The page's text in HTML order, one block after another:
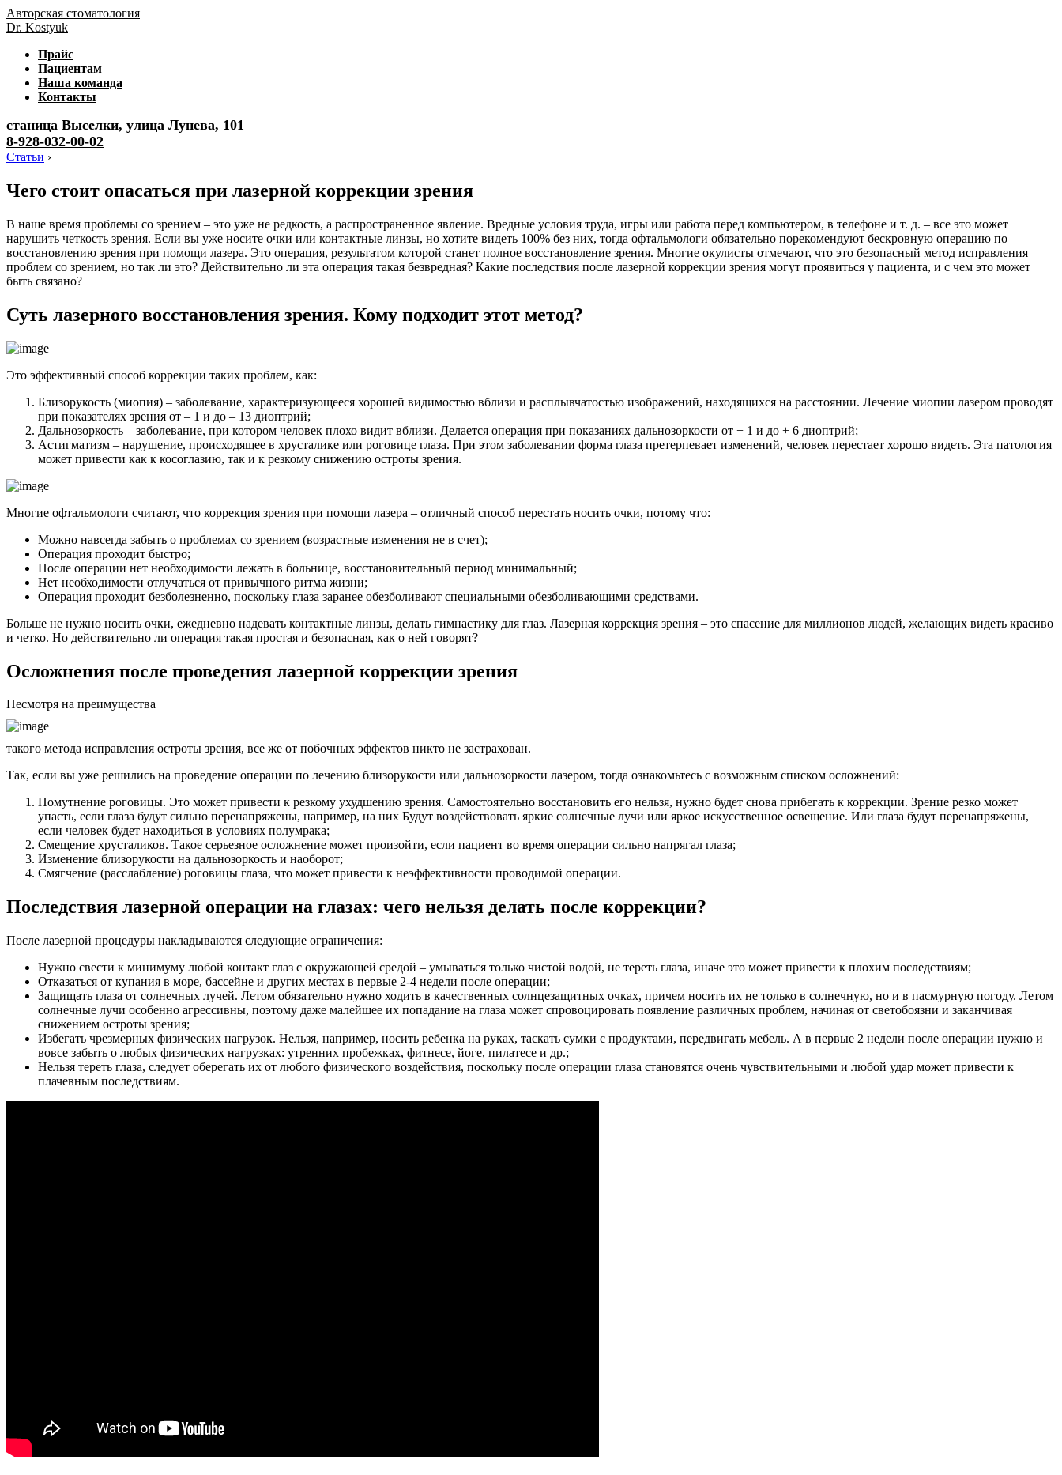
Авторская стоматология
Dr. Kostyuk
Прайс
Пациентам
Наша команда
Контакты
станица Выселки, улица Лунева, 101
8-928-032-00-02
Статьи ›
Чего стоит опасаться при лазерной коррекции зрения
В наше время проблемы со зрением – это уже не редкость, а распространенное явление. Вредные условия труда, игры или работа перед компьютером, в телефоне и т. д. – все это может
нарушить четкость зрения. Если вы уже носите очки или контактные линзы, но хотите видеть 100% без них, тогда офтальмологи обязательно порекомендуют бескровную операцию по
восстановлению зрения при помощи лазера. Это операция, результатом которой станет полное восстановление зрения. Многие окулисты отмечают, что это безопасный метод исправления
проблем со зрением, но так ли это? Действительно ли эта операция такая безвредная? Какие последствия после лазерной коррекции зрения могут проявиться у пациента, и с чем это может
быть связано?
Суть лазерного восстановления зрения. Кому подходит этот метод?
Это эффективный способ коррекции таких проблем, как:
Близорукость (миопия) – заболевание, характеризующееся хорошей видимостью вблизи и расплывчатостью изображений, находящихся на расстоянии. Лечение миопии лазером проводят
при показателях зрения от – 1 и до – 13 диоптрий;
Дальнозоркость – заболевание, при котором человек плохо видит вблизи. Делается операция при показаниях дальнозоркости от + 1 и до + 6 диоптрий;
Астигматизм – нарушение, происходящее в хрусталике или роговице глаза. При этом заболевании форма глаза претерпевает изменений, человек перестает хорошо видеть. Эта патология
может привести как к косоглазию, так и к резкому снижению остроты зрения.
Многие офтальмологи считают, что коррекция зрения при помощи лазера – отличный способ перестать носить очки, потому что:
Можно навсегда забыть о проблемах со зрением (возрастные изменения не в счет);
Операция проходит быстро;
После операции нет необходимости лежать в больнице, восстановительный период минимальный;
Нет необходимости отлучаться от привычного ритма жизни;
Операция проходит безболезненно, поскольку глаза заранее обезболивают специальными обезболивающими средствами.
Больше не нужно носить очки, ежедневно надевать контактные линзы, делать гимнастику для глаз. Лазерная коррекция зрения – это спасение для миллионов людей, желающих видеть красиво
и четко. Но действительно ли операция такая простая и безопасная, как о ней говорят?
Осложнения после проведения лазерной коррекции зрения
Несмотря на преимущества
такого метода исправления остроты зрения, все же от побочных эффектов никто не застрахован.
Так, если вы уже решились на проведение операции по лечению близорукости или дальнозоркости лазером, тогда ознакомьтесь с возможным списком осложнений:
Помутнение роговицы. Это может привести к резкому ухудшению зрения. Самостоятельно восстановить его нельзя, нужно будет снова прибегать к коррекции. Зрение резко может
упасть, если глаза будут сильно перенапряжены, например, на них Будут воздействовать яркие солнечные лучи или яркое искусственное освещение. Или глаза будут перенапряжены,
если человек будет находиться в условиях полумрака;
Смещение хрусталиков. Такое серьезное осложнение может произойти, если пациент во время операции сильно напрягал глаза;
Изменение близорукости на дальнозоркость и наоборот;
Смягчение (расслабление) роговицы глаза, что может привести к неэффективности проводимой операции.
Последствия лазерной операции на глазах: чего нельзя делать после коррекции?
После лазерной процедуры накладываются следующие ограничения:
Нужно свести к минимуму любой контакт глаз с окружающей средой – умываться только чистой водой, не тереть глаза, иначе это может привести к плохим последствиям;
Отказаться от купания в море, бассейне и других местах в первые 2-4 недели после операции;
Защищать глаза от солнечных лучей. Летом обязательно нужно ходить в качественных солнцезащитных очках, причем носить их не только в солнечную, но и в пасмурную погоду. Летом
солнечные лучи особенно агрессивны, поэтому даже малейшее их попадание на глаза может спровоцировать появление различных проблем, начиная от светобоязни и заканчивая
снижением остроты зрения;
Избегать чрезмерных физических нагрузок. Нельзя, например, носить ребенка на руках, таскать сумки с продуктами, передвигать мебель. А в первые 2 недели после операции нужно и
вовсе забыть о любых физических нагрузках: утренних пробежках, фитнесе, йоге, пилатесе и др.;
Нельзя тереть глаза, следует оберегать их от любого физического воздействия, поскольку после операции глаза становятся очень чувствительными и любой удар может привести к
плачевным последствиям.